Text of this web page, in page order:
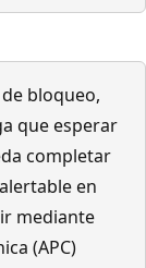
bloqueo,
que esperar
completar
en
mediante
(APC)